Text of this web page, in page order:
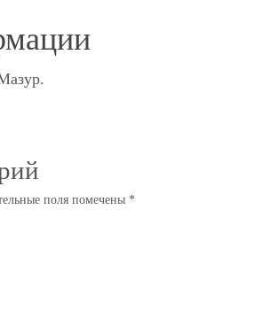
поля помечены *